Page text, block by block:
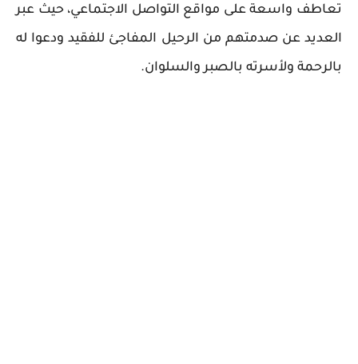
تعاطف واسعة على مواقع التواصل الاجتماعي، حيث عبر
العديد عن صدمتهم من الرحيل المفاجئ للفقيد ودعوا له
بالرحمة ولأسرته بالصبر والسلوان.